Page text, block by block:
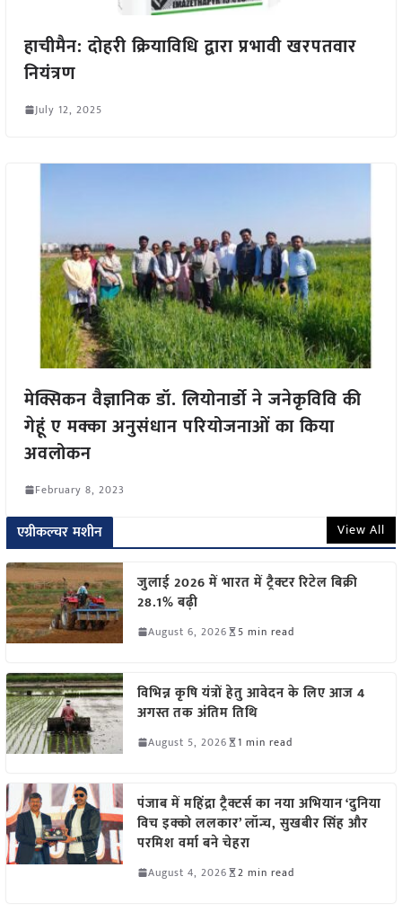
हाचीमैन: दोहरी क्रियाविधि द्वारा प्रभावी खरपतवार
नियंत्रण
July 12, 2025
मेक्सिकन वैज्ञानिक डॉ. लियोनार्डो ने जनेकृविवि की
गेहूं ए मक्का अनुसंधान परियोजनाओं का किया
अवलोकन
February 8, 2023
एग्रीकल्चर मशीन View All
जुलाई 2026 में भारत में ट्रैक्टर रिटेल बिक्री
28.1% बढ़ी
August 6, 2026 5 min read
विभिन्न कृषि यंत्रों हेतु आवेदन के लिए आज 4
अगस्त तक अंतिम तिथि
August 5, 2026 1 min read
पंजाब में महिंद्रा ट्रैक्टर्स का नया अभियान ‘दुनिया
विच इक्को ललकार’ लॉन्च, सुखबीर सिंह और
परमिश वर्मा बने चेहरा
August 4, 2026 2 min read